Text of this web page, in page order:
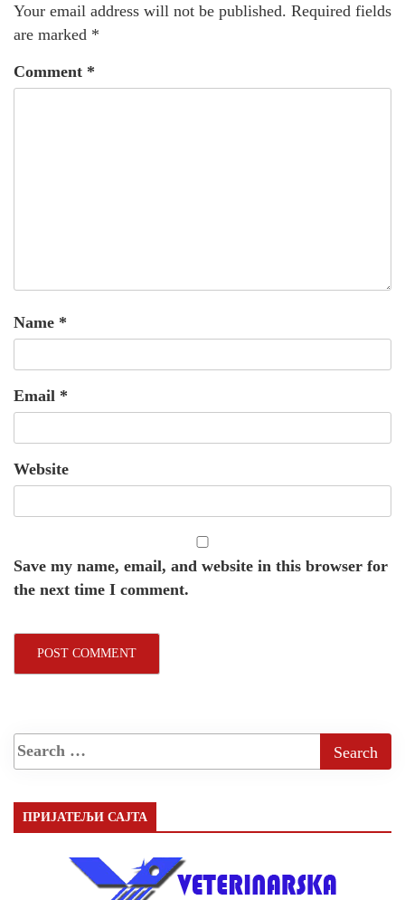
Your email address will not be published. Required fields
are marked *
Comment *
Name *
Email *
Website
Save my name, email, and website in this browser for
the next time I comment.
ПРИЈАТЕЉИ САЈТА